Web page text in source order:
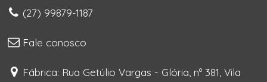
(27) 99879-1187
Fale conosco
Fábrica: Rua Getúlio Vargas - Glória, nº 381, Vila